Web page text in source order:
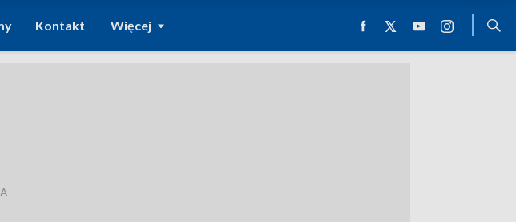
Kontakt Więcej